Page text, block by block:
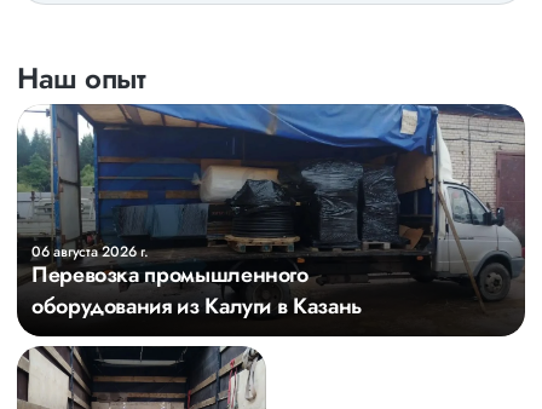
Наш опыт
06 августа 2026 г.
Перевозка промышленного
оборудования из Калуги в Казань